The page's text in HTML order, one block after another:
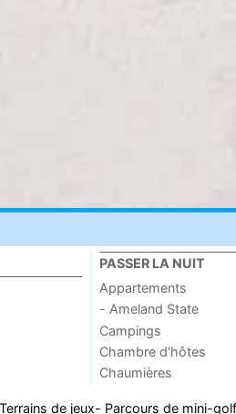
PASSER LA NUIT
Appartements
- Ameland State
Campings
Chambre d'hôtes
Chaumières
de jeux- Parcours de mini-golf